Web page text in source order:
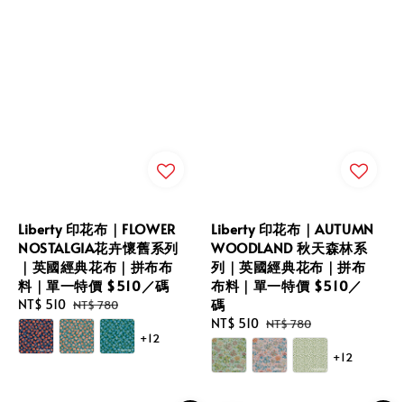
Liberty 印花布｜FLOWER
NOSTALGIA花卉懷舊系列
｜英國經典花布｜拼布布
料｜單一特價 $510／碼
Sale
price
NT$ 510 Regular
price
NT$ 780
+12
Liberty 印花布｜AUTUMN
WOODLAND 秋天森林系
列｜英國經典花布｜拼布
布料｜單一特價 $510／
碼
Sale
price
NT$ 510 Regular
price
NT$ 780
+12